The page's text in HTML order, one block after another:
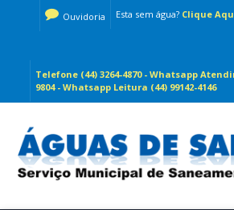
Esta sem água? Clique
Ouvidoria
Telefone (44) 3264-4870 - Whatsapp
9804 - Whatsapp Leitura (44) 99142-4146